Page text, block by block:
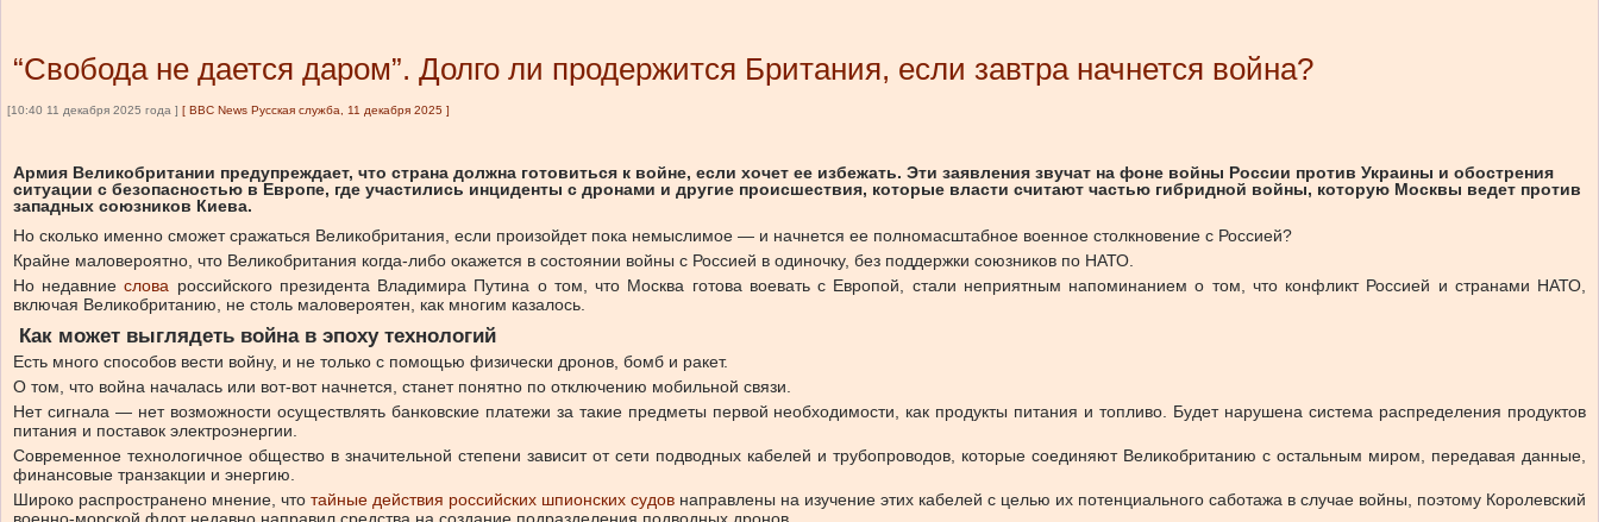
“Свобода не дается даром”. Долго ли продержится Британия, если завтра начнется война?
[10:40 11 декабря 2025 года ] [ BBC News Русская служба, 11 декабря 2025 ]
Армия Великобритании предупреждает, что страна должна готовиться к войне, если хочет ее избежать. Эти заявления звучат на фоне войны России против Украины и обострения
ситуации с безопасностью в Европе, где участились инциденты с дронами и другие происшествия, которые власти считают частью гибридной войны, которую Москвы ведет против
западных союзников Киева.
Но сколько именно сможет сражаться Великобритания, если произойдет пока немыслимое — и начнется ее полномасштабное военное столкновение с Россией?
Крайне маловероятно, что Великобритания когда-либо окажется в состоянии войны с Россией в одиночку, без поддержки союзников по НАТО.
Но недавниеслова российского президента Владимира Путина о том, что Москва готова воевать с Европой, стали неприятным напоминанием о том, что конфликт Россией и странами НАТО,
включая Великобританию, не столь маловероятен, как многим казалось.
Как может выглядеть война в эпоху технологий
Есть много способов вести войну, и не только с помощью физически дронов, бомб и ракет.
О том, что война началась или вот-вот начнется, станет понятно по отключению мобильной связи.
Нет сигнала — нет возможности осуществлять банковские платежи за такие предметы первой необходимости, как продукты питания и топливо. Будет нарушена система распределения продуктов
питания и поставок электроэнергии.
Современное технологичное общество в значительной степени зависит от сети подводных кабелей и трубопроводов, которые соединяют Великобританию с остальным миром, передавая данные,
финансовые транзакции и энергию.
Широко распространено мнение, что тайные действия российских шпионских судов направлены на изучение этих кабелей с целью их потенциального саботажа в случае войны, поэтому Королевский